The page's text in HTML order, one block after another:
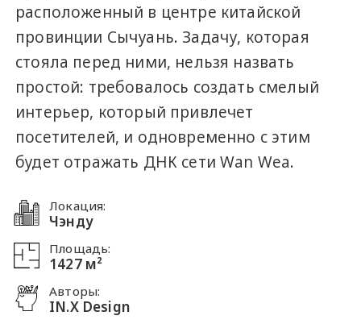
расположенный в центре китайской
провинции Сычуань. Задачу, которая
стояла перед ними, нельзя назвать
простой: требовалось создать смелый
интерьер, который привлечет
посетителей, и одновременно с этим
будет отражать ДНК сети Wan Wea.
Локация:
Чэнду
Площадь:
1427 м²
Авторы:
IN.X Design